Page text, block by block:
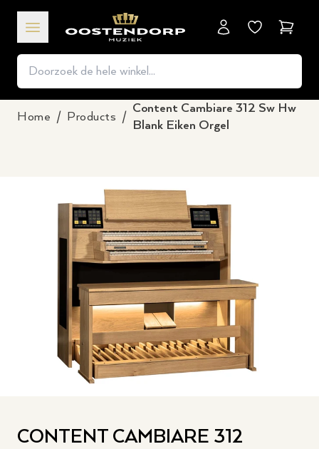
Home / Products /
Content Cambiare 312 Sw Hw
Blank Eiken Orgel
CONTENT CAMBIARE 312